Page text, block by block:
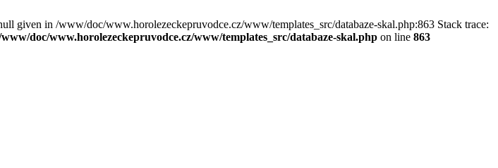
given in /www/doc/www.horolezeckepruvodce.cz/www/templates_src/databaze-skal.php:863 Stack trace:
doc/www.horolezeckepruvodce.cz/www/templates_src/databaze-skal.php on line 863